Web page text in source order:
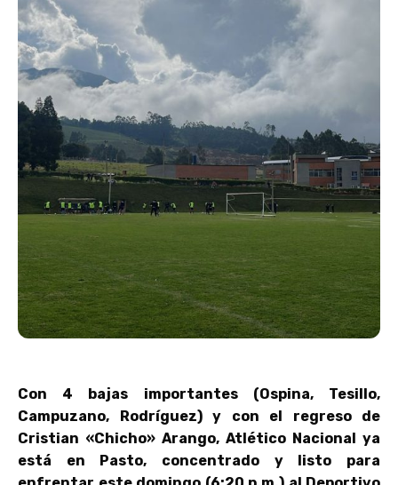
Con 4 bajas importantes (Ospina, Tesillo,
Campuzano, Rodríguez) y con el regreso de
Cristian «Chicho» Arango, Atlético Nacional ya
está en Pasto, concentrado y listo para